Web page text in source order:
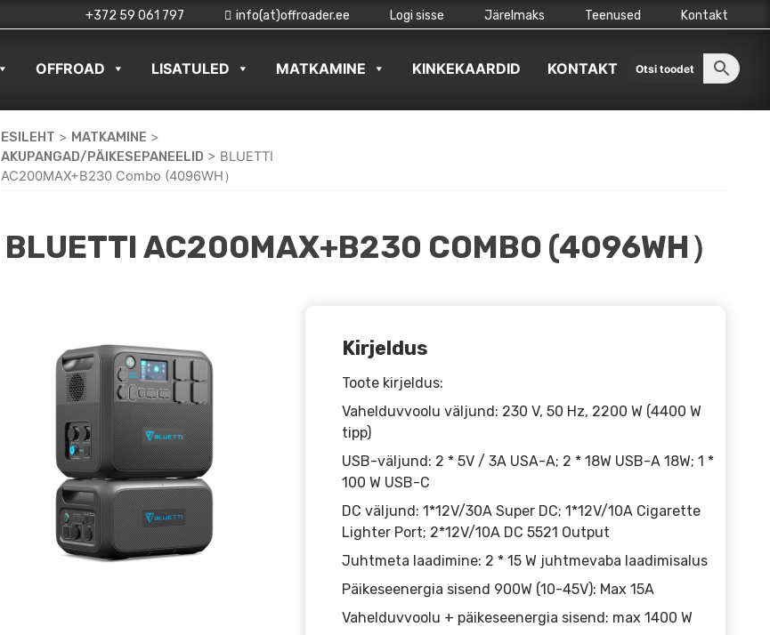
+372 59 061 797 info(at)offroader.ee Logi sisse Järelmaks Teenused Kontakt
OFFROAD LISATULED MATKAMINE KINKEKAARDID KONTAKT
ESILEHT > MATKAMINE >
AKUPANGAD/PÄIKESEPANEELID > BLUETTI
AC200MAX+B230 Combo (4096WH）
BLUETTI AC200MAX+B230 COMBO (4096WH）
Kirjeldus
Toote kirjeldus:
Vahelduvvoolu väljund: 230 V, 50 Hz, 2200 W (4400 W
tipp)
USB-väljund: 2 * 5V / 3A USA-A; 2 * 18W USB-A 18W; 1 *
100 W USB-C
DC väljund: 1*12V/30A Super DC; 1*12V/10A Cigarette
Lighter Port; 2*12V/10A DC 5521 Output
Juhtmeta laadimine: 2 * 15 W juhtmevaba laadimisalus
Päikeseenergia sisend 900W (10-45V): Max 15A
Vahelduvvoolu + päikeseenergia sisend: max 1400 W